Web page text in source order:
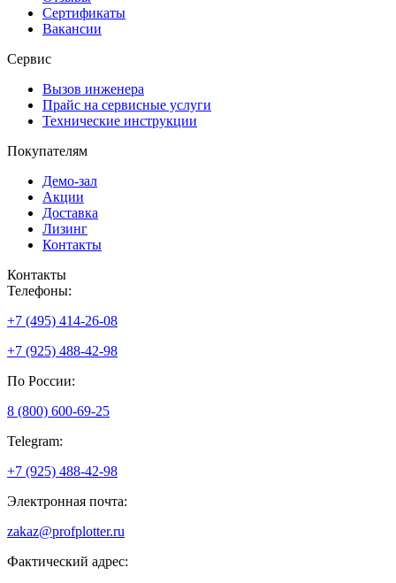
Сертификаты
Вакансии
Сервис
Вызов инженера
Прайс на сервисные услуги
Технические инструкции
Покупателям
Демо-зал
Акции
Доставка
Лизинг
Контакты
Контакты
Телефоны:
+7 (495) 414-26-08
+7 (925) 488-42-98
По России:
8 (800) 600-69-25
Telegram:
+7 (925) 488-42-98
Электронная почта:
zakaz@profplotter.ru
Фактический адрес: